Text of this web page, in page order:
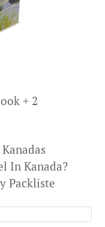
+ 2
In Kanada?
Packliste